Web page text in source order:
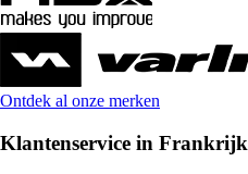
Ontdek al onze merken
Klantenservice in Frankrijk